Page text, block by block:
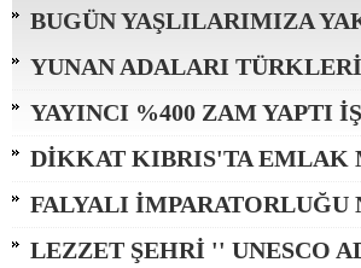
BUGÜN YAŞLILARIMIZA
YUNAN ADALARI
YAYINCI %400 ZAM YAPTI
DİKKAT KIBRIS'TA EMLAK
FALYALI İMPARATORLUĞU
LEZZET ŞEHRİ '' UNESCO